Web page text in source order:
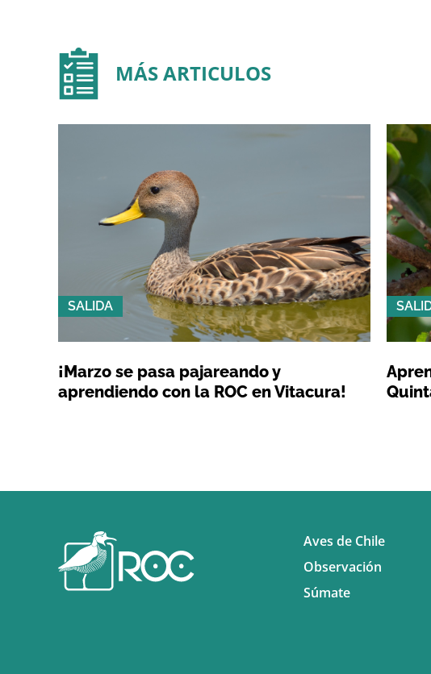
MÁS ARTICULOS
SALIDA
¡Marzo se pasa pajareando y
aprendiendo con la ROC en Vitacura!
Aves de Chile
Observación
Súmate